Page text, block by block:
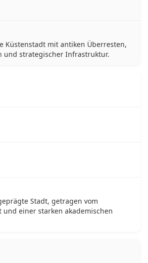
Küstenstadt mit antiken Überresten,
und strategischer Infrastruktur.
Stadt, getragen vom
einer starken akademischen